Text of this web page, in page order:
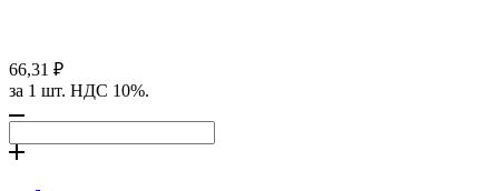
66,31 ₽
за 1 шт. НДС 10%.